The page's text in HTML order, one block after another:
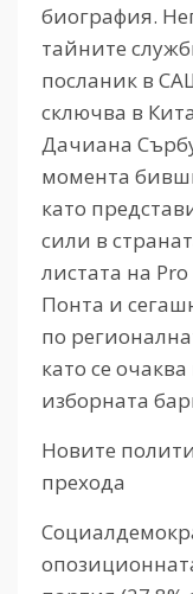
биография.
тайните
посланик в
сключва в
Дачиана
момента
като
сили в
листата на
Понта и
по
като се
изборната
Новите
прехода